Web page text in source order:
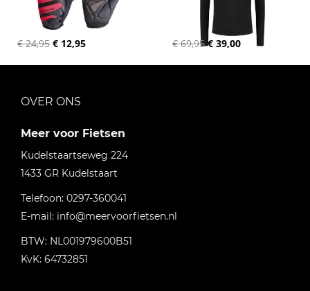
€ 24,95 € 12,95 € 69,95 € 39,00
OVER ONS
Meer voor Fietsen
Kudelstaartseweg 224
1433 GR Kudelstaart
Telefoon: 0297-360041
E-mail: info@meervoorfietsen.nl
BTW: NL001979600B51
KvK: 64732851